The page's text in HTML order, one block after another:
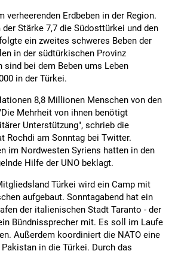
Erdbeben in der Region.
Stärke 7,7 die Südosttürkei und den
ein zweites schweres Beben der
in der südtürkischen Provinz
sind bei dem Beben ums Leben
in der Türkei.
8,8 Millionen Menschen von den
Mehrheit von ihnen benötigt
Unterstützung", schrieb die
Rochdi am Sonntag bei Twitter.
im Nordwesten Syriens hatten in den
Hilfe der UNO beklagt.
Türkei wird ein Camp mit
aufgebaut. Sonntagabend hat ein
der italienischen Stadt Taranto - der
Bündnissprecher mit. Es soll im Laufe
Außerdem koordiniert die NATO eine
in die Türkei. Durch das